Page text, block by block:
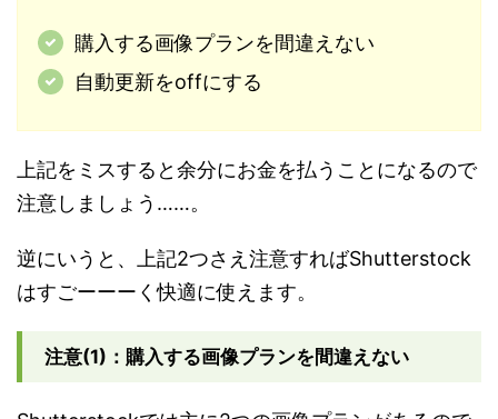
購入する画像プランを間違えない
自動更新をoffにする
上記をミスすると余分にお金を払うことになるので
注意しましょう……。
逆にいうと、上記2つさえ注意すればShutterstock
はすごーーーく快適に使えます。
注意(1)：購入する画像プランを間違えない